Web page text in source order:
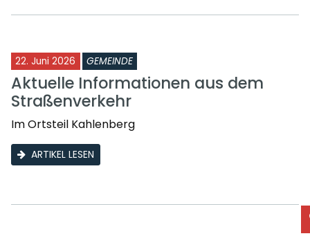
22. Juni 2026 GEMEINDE
Aktuelle Informationen aus dem
Straßenverkehr
Im Ortsteil Kahlenberg
ARTIKEL LESEN